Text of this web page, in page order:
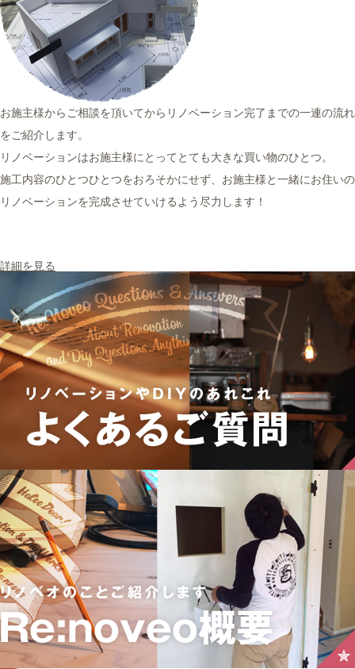
お施主様からご相談を頂いてからリノベーション完了までの一連の流れ
をご紹介します。
リノベーションはお施主様にとってとても大きな買い物のひとつ。
施工内容のひとつひとつをおろそかにせず、お施主様と一緒にお住いの
リノベーションを完成させていけるよう尽力します！
詳細を見る